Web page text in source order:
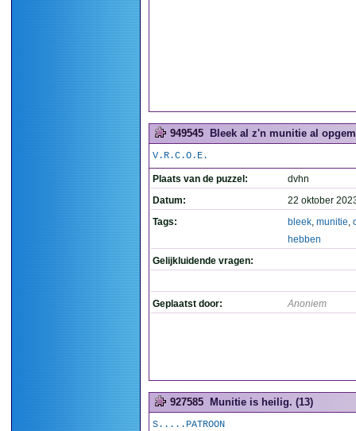
949545 Bleek al z'n munitie al
V.R.C.O.E.
Plaats van de puzzel:
dvhn
Datum:
22 oktober
Tags:
bleek, munitie,
hebben
Gelijkluidende vragen:
Geplaatst door: Anoniem
927585 Munitie is heilig. (13)
S.....PATROON